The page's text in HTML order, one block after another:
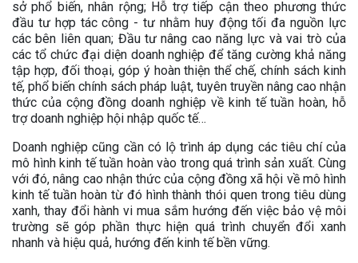
sở phổ biến, nhân rộng; Hỗ trợ tiếp cận theo phương thức
đầu tư hợp tác công - tư nhằm huy động tối đa nguồn lực
các bên liên quan; Đầu tư nâng cao năng lực và vai trò của
các tổ chức đại diện doanh nghiệp để tăng cường khả năng
tập hợp, đối thoại, góp ý hoàn thiện thể chế, chính sách kinh
tế, phổ biến chính sách pháp luật, tuyên truyền nâng cao nhận
thức của cộng đồng doanh nghiệp về kinh tế tuần hoàn, hỗ
trợ doanh nghiệp hội nhập quốc tế…
Doanh nghiệp cũng cần có lộ trình áp dụng các tiêu chí của
mô hình kinh tế tuần hoàn vào trong quá trình sản xuất. Cùng
với đó, nâng cao nhận thức của cộng đồng xã hội về mô hình
kinh tế tuần hoàn từ đó hình thành thói quen trong tiêu dùng
xanh, thay đổi hành vi mua sắm hướng đến việc bảo vệ môi
trường sẽ góp phần thực hiện quá trình chuyển đổi xanh
nhanh và hiệu quả, hướng đến kinh tế bền vững.